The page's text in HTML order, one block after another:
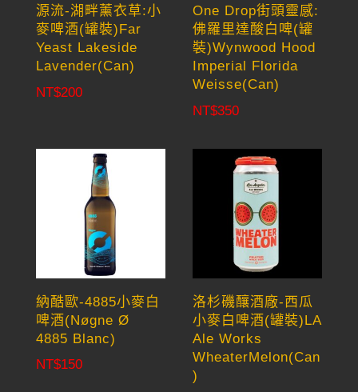
源流-湖畔薰衣草:小
麥啤酒(罐裝)Far
Yeast Lakeside
Lavender(Can)
NT$200
One Drop街頭靈感:
佛羅里達酸白啤(罐
裝)Wynwood Hood
Imperial Florida
Weisse(Can)
NT$350
納酷歐-4885小麥白
啤酒(Nøgne Ø
4885 Blanc)
NT$150
洛杉磯釀酒廠-西瓜
小麥白啤酒(罐裝)LA
Ale Works
WheaterMelon(Can
)